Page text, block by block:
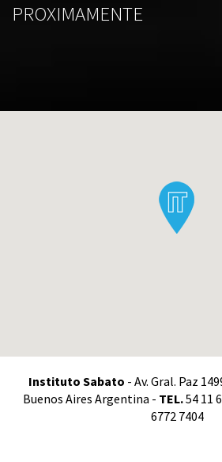
PROXIMAMENTE
Instituto Sabato - Av. Gral. Paz
Buenos Aires Argentina - TEL.54 11
6772 7404